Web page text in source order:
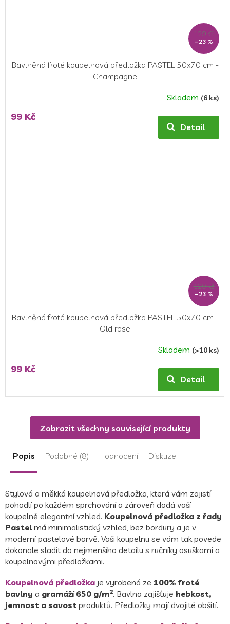
129 Kč
–23 %
Bavlněná froté koupelnová předložka PASTEL 50x70 cm -
Champagne
Skladem (6 ks)
99 Kč
Detail
129 Kč
–23 %
Bavlněná froté koupelnová předložka PASTEL 50x70 cm -
Old rose
Skladem (>10 ks)
99 Kč
Detail
Zobrazit všechny související produkty
Popis Podobné (8) Hodnocení Diskuze
Stylová a měkká koupelnová předložka, která vám zajistí
pohodlí po každém sprchování a zároveň dodá vaší
koupelně elegantní vzhled. Koupelnová předložka z řady
Pastelmá minimalistický vzhled, bez bordury a je v
moderní pastelové barvě. Vaši koupelnu se vám tak povede
dokonale sladit do nejmenšího detailu s ručníky osuškami a
koupelnovými předložkami.
Koupelnová předložka je vyrobená ze 100% froté
bavlny a gramáží 650 g/m2. Bavlna zajišťuje hebkost,
jemnost a savost produktů. Předložky mají dvojité obšití.